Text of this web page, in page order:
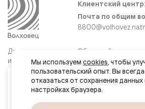
Ваш город
Ростов-на-Дону
Двери
и интерьерные
решения
Клиентский центр:
Почта по общим
Обратный звонок
Сайт не является публичной офертой
Правовая информация
Мы используем cookies, чтобы
пользовательский опыт. Вы
отказаться от сохранения данных